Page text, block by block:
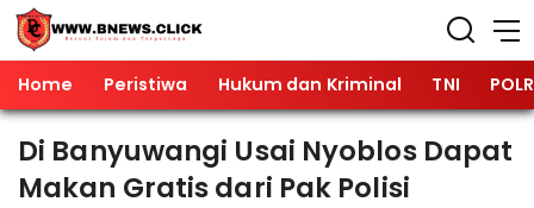
Home Peristiwa Hukum dan Kriminal TNI
Di Banyuwangi Usai Nyoblos Dapat
Makan Gratis dari Pak Polisi